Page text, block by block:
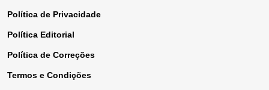
Política de Privacidade
Política Editorial
Política de Correções
Termos e Condições